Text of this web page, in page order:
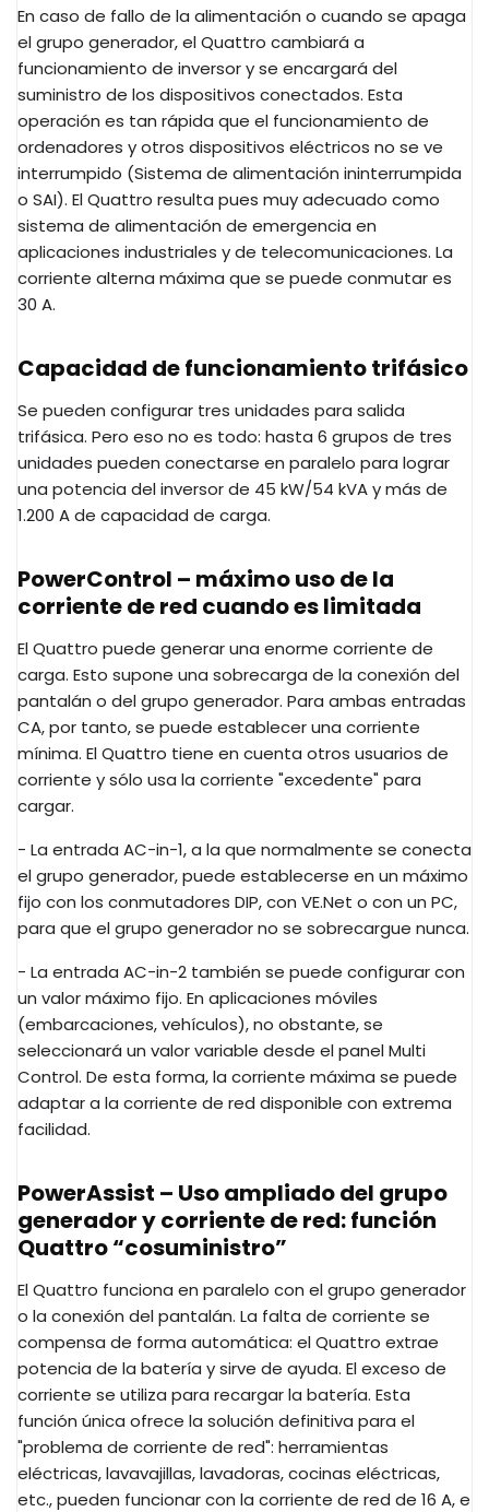
En caso de fallo de la alimentación o cuando se apaga
el grupo generador, el Quattro cambiará a
funcionamiento de inversor y se encargará del
suministro de los dispositivos conectados. Esta
operación es tan rápida que el funcionamiento de
ordenadores y otros dispositivos eléctricos no se ve
interrumpido (Sistema de alimentación ininterrumpida
o SAI). El Quattro resulta pues muy adecuado como
sistema de alimentación de emergencia en
aplicaciones industriales y de telecomunicaciones. La
corriente alterna máxima que se puede conmutar es
30 A.
Capacidad de funcionamiento trifásico
Se pueden configurar tres unidades para salida
trifásica. Pero eso no es todo: hasta 6 grupos de tres
unidades pueden conectarse en paralelo para lograr
una potencia del inversor de 45 kW/54 kVA y más de
1.200 A de capacidad de carga.
PowerControl – máximo uso de la
corriente de red cuando es limitada
El Quattro puede generar una enorme corriente de
carga. Esto supone una sobrecarga de la conexión del
pantalán o del grupo generador. Para ambas entradas
CA, por tanto, se puede establecer una corriente
mínima. El Quattro tiene en cuenta otros usuarios de
corriente y sólo usa la corriente "excedente" para
cargar.
- La entrada AC-in-1, a la que normalmente se conecta
el grupo generador, puede establecerse en un máximo
fijo con los conmutadores DIP, con VE.Net o con un PC,
para que el grupo generador no se sobrecargue nunca.
- La entrada AC-in-2 también se puede configurar con
un valor máximo fijo. En aplicaciones móviles
(embarcaciones, vehículos), no obstante, se
seleccionará un valor variable desde el panel Multi
Control. De esta forma, la corriente máxima se puede
adaptar a la corriente de red disponible con extrema
facilidad.
PowerAssist – Uso ampliado del grupo
generador y corriente de red: función
Quattro “cosuministro”
El Quattro funciona en paralelo con el grupo generador
o la conexión del pantalán. La falta de corriente se
compensa de forma automática: el Quattro extrae
potencia de la batería y sirve de ayuda. El exceso de
corriente se utiliza para recargar la batería. Esta
función única ofrece la solución definitiva para el
"problema de corriente de red": herramientas
eléctricas, lavavajillas, lavadoras, cocinas eléctricas,
etc., pueden funcionar con la corriente de red de 16 A, e